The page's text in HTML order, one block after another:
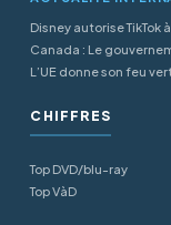
Disney autorise
Canada : Le
L’UE donne son feu
CHIFFRES
Top DVD/blu-ray
Top VàD